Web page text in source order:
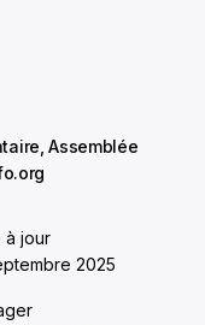
Assemblée
à jour
2025